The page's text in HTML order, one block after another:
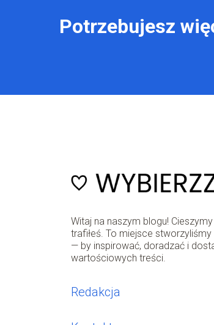
Potrzebujesz
Witaj na naszym blogu!
trafiłeś. To miejsce
— by inspirować, doradzać i
wartościowych treści.
Redakcja